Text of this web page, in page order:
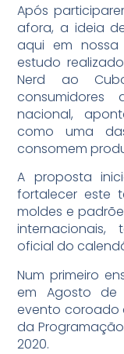
Após
afora, a ideia
aqui em
estudo
Nerd ao
nacional,
como uma
consomem
A proposta
fortalecer este
moldes e
oficial do
Num primeiro
em Agosto de
evento coroado
da Programação
2020.